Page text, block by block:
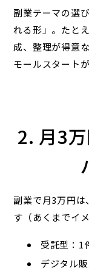
副業テーマの選
れる形」。たと
成、整理が得意
モールスタートが
2. 月3
副業で月3万円は
す（あくまでイ
受託型：1
デジタル